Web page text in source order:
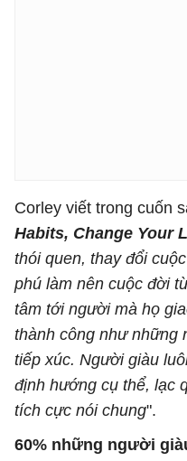
Corley viết trong cuốn
Habits, Change Your
thói quen, thay đổi
phú làm nên cuộc đời
tâm tới người mà họ
thành công như những
tiếp xúc. Người giàu
định hướng cụ thể, lạc
tích cực nói chung".
60% những người